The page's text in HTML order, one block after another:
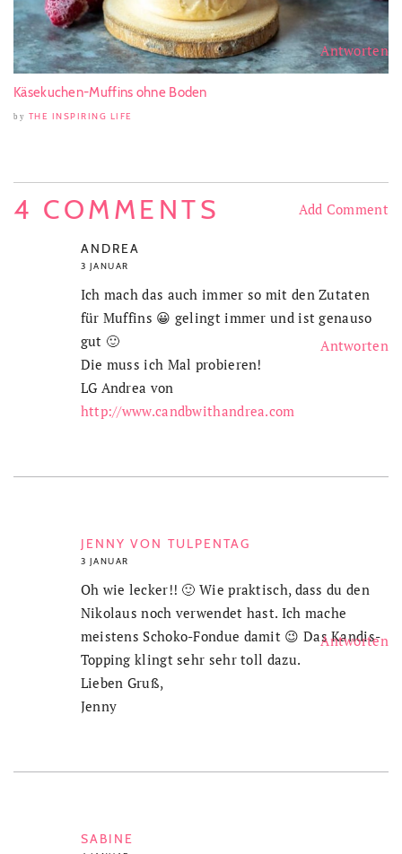
Käsekuchen-Muffins ohne Boden
by THE INSPIRING LIFE
4 COMMENTS Add Comment
ANDREA
3 JANUAR
Antworten
Ich mach das auch immer so mit den Zutaten
für Muffins 😀 gelingt immer und ist genauso
gut 🙂
Die muss ich Mal probieren!
LG Andrea von
http://www.candbwithandrea.com
JENNY VON TULPENTAG
3 JANUAR
Antworten
Oh wie lecker!! 🙂 Wie praktisch, dass du den
Nikolaus noch verwendet hast. Ich mache
meistens Schoko-Fondue damit 😉 Das Kandis-
Topping klingt sehr sehr toll dazu.
Lieben Gruß,
Jenny
SABINE
Antworten